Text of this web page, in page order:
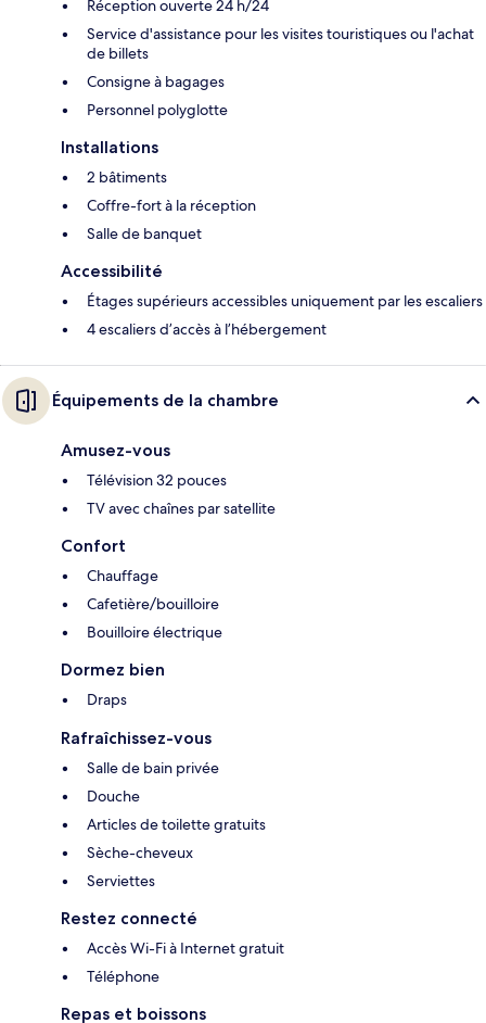
Réception ouverte 24 h/24
Service d'assistance pour les visites touristiques ou l'achat
de billets
Consigne à bagages
Personnel polyglotte
Installations
2 bâtiments
Coffre-fort à la réception
Salle de banquet
Accessibilité
Étages supérieurs accessibles uniquement par les escaliers
4 escaliers d’accès à l’hébergement
Équipements de la chambre
Amusez-vous
Télévision 32 pouces
TV avec chaînes par satellite
Confort
Chauffage
Cafetière/bouilloire
Bouilloire électrique
Dormez bien
Draps
Rafraîchissez-vous
Salle de bain privée
Douche
Articles de toilette gratuits
Sèche-cheveux
Serviettes
Restez connecté
Accès Wi-Fi à Internet gratuit
Téléphone
Repas et boissons